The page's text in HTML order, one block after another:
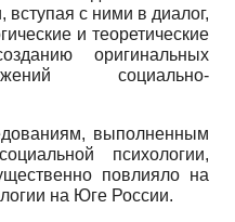
с ними в диалог,
и теоретические
оригинальных
социально­
выполненным
психологии,
повлияло на
на Юге России.